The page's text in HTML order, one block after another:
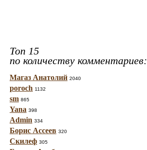
Топ 15
по количеству комментариев:
Магаз Анатолий 2040
poroch 1132
sm 865
Yana 398
Admin 334
Борис Ассеев 320
Скилеф 305